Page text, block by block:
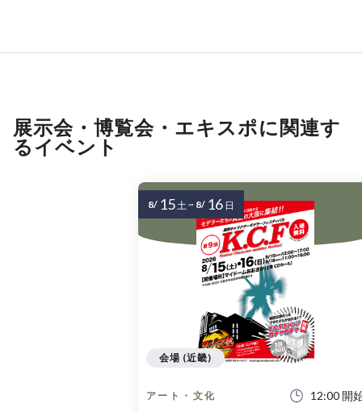
展示会・博覧会・エキスポに関連す
るイベント
アート・文化 12:00 開
会場 (近畿)
8/ 15土~ 8/ 16 日